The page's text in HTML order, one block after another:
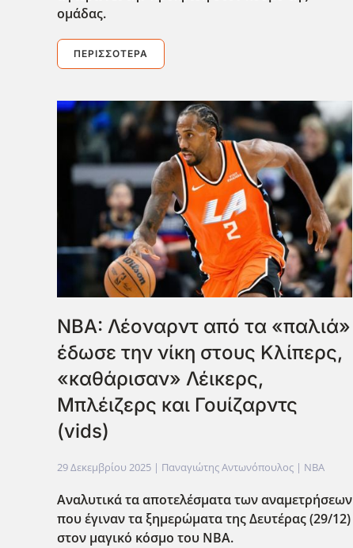
ομάδας.
ΠΕΡΙΣΣΌΤΕΡΑ
NBA: Λέοναρντ από τα «παλιά»
έδωσε την νίκη στους Κλίπερς,
«καθάρισαν» Λέικερς,
Μπλέιζερς και Γουίζαρντς
(vids)
29 Δεκεμβρίου 2025 | Παναγιώτης Αντωνόπουλος | NBA
Αναλυτικά τα αποτελέσματα των αναμετρήσεων
που έγιναν τα ξημερώματα της Δευτέρας (29/12)
στον μαγικό κόσμο του ΝΒΑ.